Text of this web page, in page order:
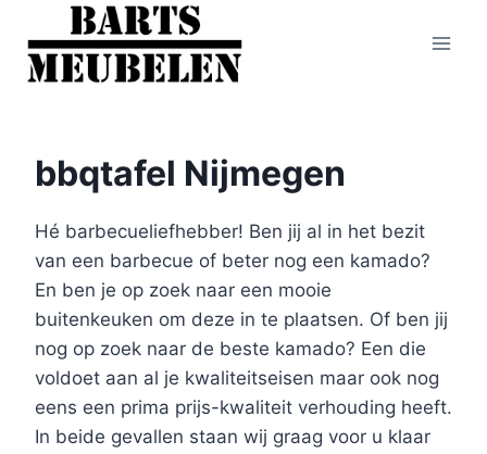
Doorgaan
naar
inhoud
bbqtafel Nijmegen
Hé barbecueliefhebber! Ben jij al in het bezit
van een barbecue of beter nog een kamado?
En ben je op zoek naar een mooie
buitenkeuken om deze in te plaatsen. Of ben jij
nog op zoek naar de beste kamado? Een die
voldoet aan al je kwaliteitseisen maar ook nog
eens een prima prijs-kwaliteit verhouding heeft.
In beide gevallen staan wij graag voor u klaar